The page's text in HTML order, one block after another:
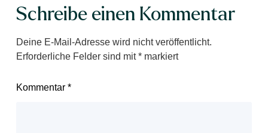
Schreibe einen Kommentar
Deine E-Mail-Adresse wird nicht veröffentlicht.
Erforderliche Felder sind mit*markiert
Kommentar *